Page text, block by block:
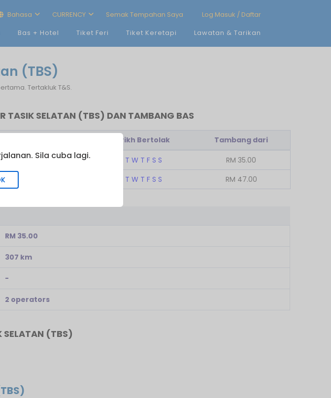
Bahasa CURRENCY Semak Tempahan Saya
Log Masuk / Daftar
Bas + Hotel Tiket Feri Tiket Keretapi Lawatan & Tarikan
(TBS)
Tertakluk T&S.
TASIK SELATAN (TBS) DAN TAMBANG BAS
Tarikh Bertolak Tambang dari
2 T W T F S S RM 35.00
T W T F S S RM 47.00
RM 35.00
307 km
-
2 operators
SELATAN (TBS)
Sila cuba lagi.